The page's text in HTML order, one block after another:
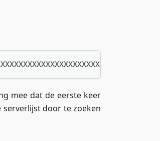
mee dat de eerste keer
door te zoeken